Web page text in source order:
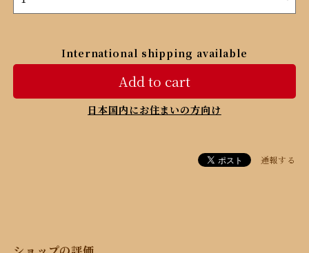
International shipping available
Add to cart
日本国内にお住まいの方向け
通報する